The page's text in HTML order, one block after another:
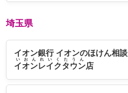
埼玉県
イオン銀行 イオンのほけん相談
イオンレイクタウン
いおんれいくたうん
店